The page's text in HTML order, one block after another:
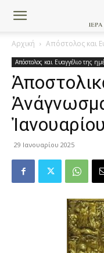
Αρχική Απόστολος και
Απόστολος και Ευαγγέλιο της
29 Ιανουαρίου 2025